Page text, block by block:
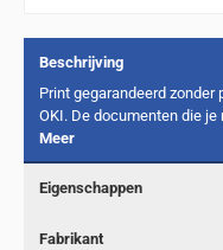
Beschrijving
Print gegarandeerd
OKI. De documenten die
Meer
Eigenschappen
Fabrikant